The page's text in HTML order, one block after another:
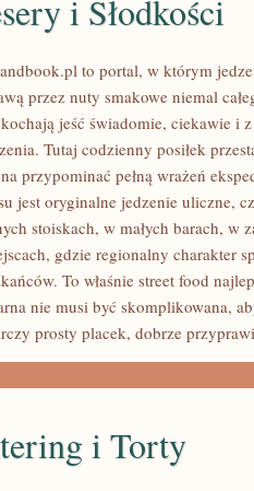
i Słodkości
to portal, w którym
przez nuty smakowe niemal
jeść świadomie, ciekawie i
Tutaj codzienny posiłek
przypominać pełną wrażeń
jest oryginalne jedzenie uliczne,
stoiskach, w małych barach, w
gdzie regionalny charakter
To właśnie street food
nie musi być skomplikowana,
prosty placek, dobrze
i Torty